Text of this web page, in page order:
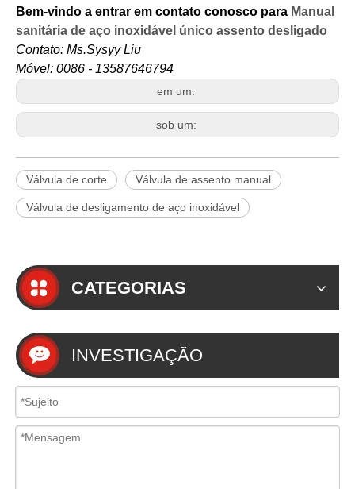
Bem-vindo a entrar em contato conosco para Manual
sanitária de aço inoxidável único assento desligado
Contato: Ms.Sysyy Liu
Móvel: 0086 - 13587646794
em um:
sob um:
Válvula de corte Válvula de assento manual
Válvula de desligamento de aço inoxidável
CATEGORIAS
INVESTIGAÇÃO